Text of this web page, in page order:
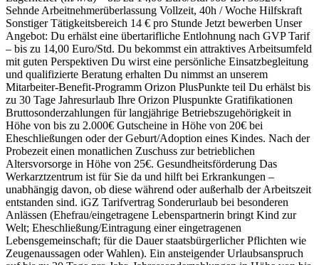
Sehnde Arbeitnehmerüberlassung Vollzeit, 40h / Woche Hilfskraft
Sonstiger Tätigkeitsbereich 14 € pro Stunde Jetzt bewerben Unser
Angebot: Du erhälst eine übertarifliche Entlohnung nach GVP Tarif
– bis zu 14,00 Euro/Std. Du bekommst ein attraktives Arbeitsumfeld
mit guten Perspektiven Du wirst eine persönliche Einsatzbegleitung
und qualifizierte Beratung erhalten Du nimmst an unserem
Mitarbeiter-Benefit-Programm Orizon PlusPunkte teil Du erhälst bis
zu 30 Tage Jahresurlaub Ihre Orizon Pluspunkte Gratifikationen
Bruttosonderzahlungen für langjährige Betriebszugehörigkeit in
Höhe von bis zu 2.000€ Gutscheine in Höhe von 20€ bei
Eheschließungen oder der Geburt/Adoption eines Kindes. Nach der
Probezeit einen monatlichen Zuschuss zur betrieblichen
Altersvorsorge in Höhe von 25€. Gesundheitsförderung Das
Werkarztzentrum ist für Sie da und hilft bei Erkrankungen –
unabhängig davon, ob diese während oder außerhalb der Arbeitszeit
entstanden sind. iGZ Tarifvertrag Sonderurlaub bei besonderen
Anlässen (Ehefrau/eingetragene Lebenspartnerin bringt Kind zur
Welt; Eheschließung/Eintragung einer eingetragenen
Lebensgemeinschaft; für die Dauer staatsbürgerlicher Pflichten wie
Zeugenaussagen oder Wahlen). Ein ansteigender Urlaubsanspruch